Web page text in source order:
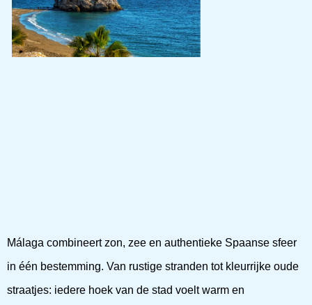
Málaga combineert zon, zee en authentieke Spaanse sfeer
in één bestemming. Van rustige stranden tot kleurrijke oude
straatjes: iedere hoek van de stad voelt warm en